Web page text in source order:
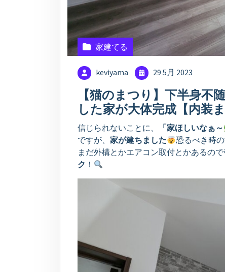
家建てる
keviyama 29 5月 2023
【猫のまつり】下半身不
した家が大体完成【内装ま
信じられないことに、 「家ほしいなぁ～
ですが、 家が建ちました
恐るべき時
まだ外構とかエアコン取付とかあるの
ク ！